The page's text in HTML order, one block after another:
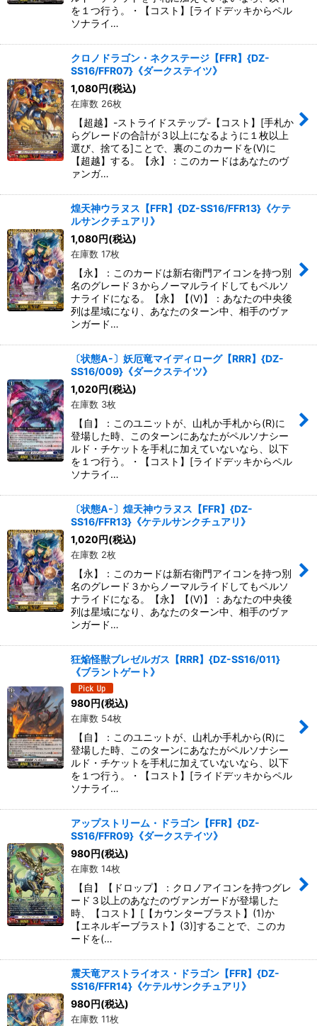
を１つ行う。・【コスト】[ライドデッキからペル
ソナライ…
クロノドラゴン・ネクステージ【FFR】{DZ-
SS16/FFR07}《ダークステイツ》
1,080円(税込)
在庫数 26枚
【超越】-ストライドステップ-【コスト】[手札か
らグレードの合計が３以上になるように１枚以上
選び、捨てる]ことで、裏のこのカードを(V)に
【超越】する。【永】：このカードはあなたのヴ
ァンガ…
煌天神ウラヌス【FFR】{DZ-SS16/FFR13}《ケテ
ルサンクチュアリ》
1,080円(税込)
在庫数 17枚
【永】：このカードは新右衛門アイコンを持つ別
名のグレード３からノーマルライドしてもペルソ
ナライドになる。【永】【(V)】：あなたの中央後
列は星域になり、あなたのターン中、相手のヴァ
ンガード…
〔状態A-〕妖厄竜マイディローグ【RRR】{DZ-
SS16/009}《ダークステイツ》
1,020円(税込)
在庫数 3枚
【自】：このユニットが、山札か手札から(R)に
登場した時、このターンにあなたがペルソナシー
ルド・チケットを手札に加えていないなら、以下
を１つ行う。・【コスト】[ライドデッキからペル
ソナライ…
〔状態A-〕煌天神ウラヌス【FFR】{DZ-
SS16/FFR13}《ケテルサンクチュアリ》
1,020円(税込)
在庫数 2枚
【永】：このカードは新右衛門アイコンを持つ別
名のグレード３からノーマルライドしてもペルソ
ナライドになる。【永】【(V)】：あなたの中央後
列は星域になり、あなたのターン中、相手のヴァ
ンガード…
狂焔怪獣ブレゼルガス【RRR】{DZ-SS16/011}
《ブラントゲート》
980円(税込)
在庫数 54枚
【自】：このユニットが、山札か手札から(R)に
登場した時、このターンにあなたがペルソナシー
ルド・チケットを手札に加えていないなら、以下
を１つ行う。・【コスト】[ライドデッキからペル
ソナライ…
アップストリーム・ドラゴン【FFR】{DZ-
SS16/FFR09}《ダークステイツ》
980円(税込)
在庫数 14枚
【自】【ドロップ】：クロノアイコンを持つグレ
ード３以上のあなたのヴァンガードが登場した
時、【コスト】[【カウンターブラスト】(1)か
【エネルギーブラスト】(3)]することで、このカ
ードを(…
震天竜アストライオス・ドラゴン【FFR】{DZ-
SS16/FFR14}《ケテルサンクチュアリ》
980円(税込)
在庫数 11枚